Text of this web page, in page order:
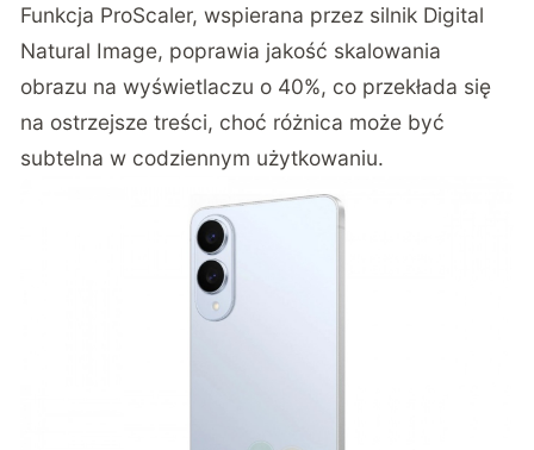
Funkcja ProScaler, wspierana przez silnik Digital
Natural Image, poprawia jakość skalowania
obrazu na wyświetlaczu o 40%, co przekłada się
na ostrzejsze treści, choć różnica może być
subtelna w codziennym użytkowaniu.